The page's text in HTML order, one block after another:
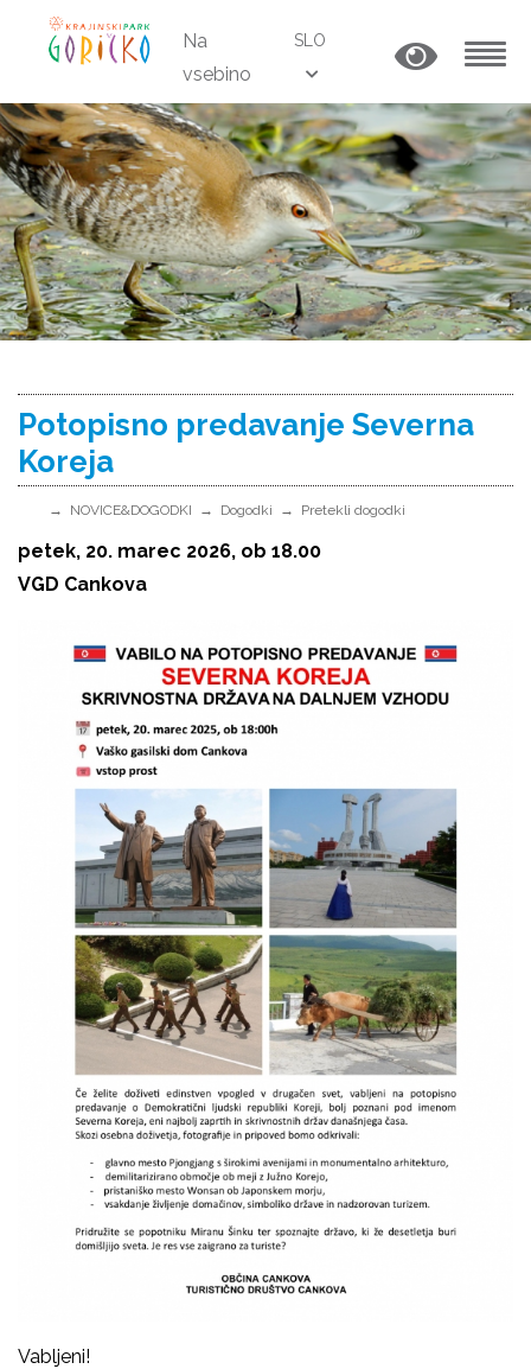
Na
vsebino
SLO
Potopisno predavanje Severna
Koreja
NOVICE&DOGODKI Dogodki Pretekli dogodki
petek, 20. marec 2026, ob 18.00
VGD Cankova
Vabljeni!